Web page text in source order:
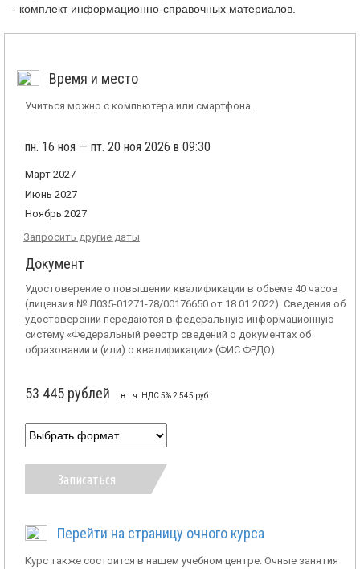
- комплект информационно-справочных материалов.
Время и место
Учиться можно с компьютера или смартфона.
пн. 16 ноя — пт. 20 ноя 2026 в 09:30
Март 2027
Июнь 2027
Ноябрь 2027
Запросить другие даты
Документ
Удостоверение о повышении квалификации в объеме 40 часов
(лицензия № Л035-01271-78/00176650 от 18.01.2022). Сведения об
удостоверении передаются в федеральную информационную
систему «Федеральный реестр сведений о документах об
образовании и (или) о квалификации» (ФИС ФРДО)
53 445 рублей в т.ч. НДС 5% 2 545 руб
Записаться
Перейти на страницу очного курса
Курс также состоится в нашем учебном центре. Очные занятия